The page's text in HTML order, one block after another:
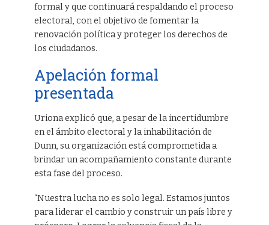
formal y que continuará respaldando el proceso
electoral, con el objetivo de fomentar la
renovación política y proteger los derechos de
los ciudadanos.
Apelación formal
presentada
Uriona explicó que, a pesar de la incertidumbre
en el ámbito electoral y la inhabilitación de
Dunn, su organización está comprometida a
brindar un acompañamiento constante durante
esta fase del proceso.
“Nuestra lucha no es solo legal. Estamos juntos
para liderar el cambio y construir un país libre y